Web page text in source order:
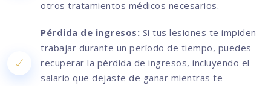
otros tratamientos médicos necesarios.
Pérdida de ingresos: Si tus lesiones te impiden
trabajar durante un período de tiempo, puedes
recuperar la pérdida de ingresos, incluyendo el
salario que dejaste de ganar mientras te